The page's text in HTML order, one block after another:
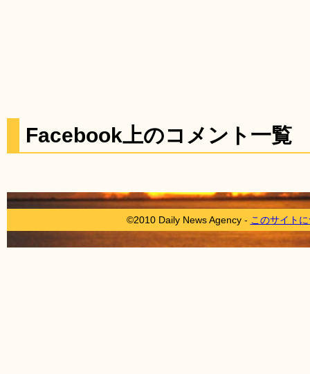
Facebook上のコメント一覧
©2010 Daily News Agency - このサイト